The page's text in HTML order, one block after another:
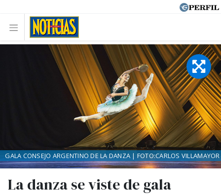
La danza se viste de gala
GALA CONSEJO ARGENTINO DE LA DANZA | FOTO:CARLOS VILLAMAYOR